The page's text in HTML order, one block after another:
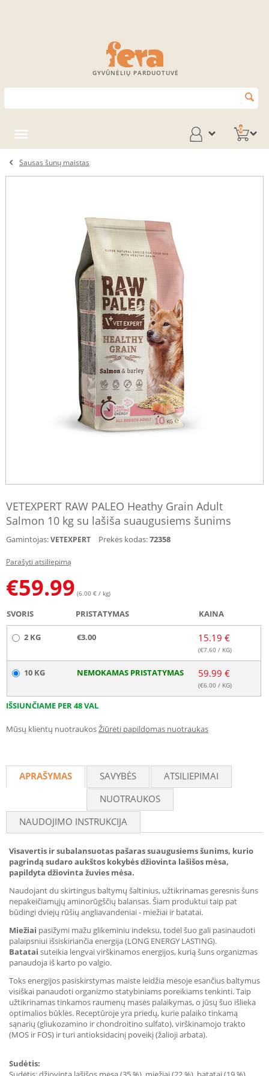
GYVŪNĖLIŲ PARDUOTUVĖ
0
Sausas šunų maistas
VETEXPERT RAW PALEO Heathy Grain Adult
Salmon 10 kg su lašiša suaugusiems šunims
Gamintojas:VETEXPERT Prekės kodas:72358
Parašyti atsiliepimą
€59.99 (6.00 € / kg)
SVORIS PRISTATYMAS KAINA
2 KG €3.00 15.19 €
(€7.60 / KG)
10 KG NEMOKAMAS PRISTATYMAS 59.99 €
(€6.00 / KG)
IŠSIUNČIAME PER 48 VAL
Mūsų klientų nuotraukosŽiūrėti papildomas nuotraukas
APRAŠYMAS SAVYBĖS
ATSILIEPIMAI
NUOTRAUKOS
NAUDOJIMO INSTRUKCIJA
Visavertis ir subalansuotas pašaras suaugusiems šunims, kurio
pagrindą sudaro aukštos kokybės džiovinta lašišos mėsa,
papildyta džiovinta žuvies mėsa.
Naudojant du skirtingus baltymų šaltinius, užtikrinamas geresnis šuns
nepakeičiamųjų aminorūgščių balansas. Šiam produktui taip pat
būdingi dviejų rūšių angliavandeniai - miežiai ir batatai.
Miežiai pasižymi mažu glikeminiu indeksu, todėl šuo gali pasinaudoti
palaipsniui išsiskiriančia energija (LONG ENERGY LASTING).
Batatai suteikia lengvai virškinamos energijos, kurią šuns organizmas
panaudoja iš karto po valgio.
Toks energijos pasiskirstymas maiste leidžia mėsoje esančius baltymus
visiškai panaudoti organizmo statybiniams poreikiams tenkinti. Taip
užtikrinamas tinkamos raumenų masės palaikymas, o jūsų šuo išlieka
optimalios būklės. Receptūroje yra priedų, kurie palaiko tinkamą
sąnarių (gliukozamino ir chondroitino sulfato), virškinamojo trakto
(MOS ir FOS) ir turi antioksidacinį poveikį (žalioji arbata).
Sudėtis: